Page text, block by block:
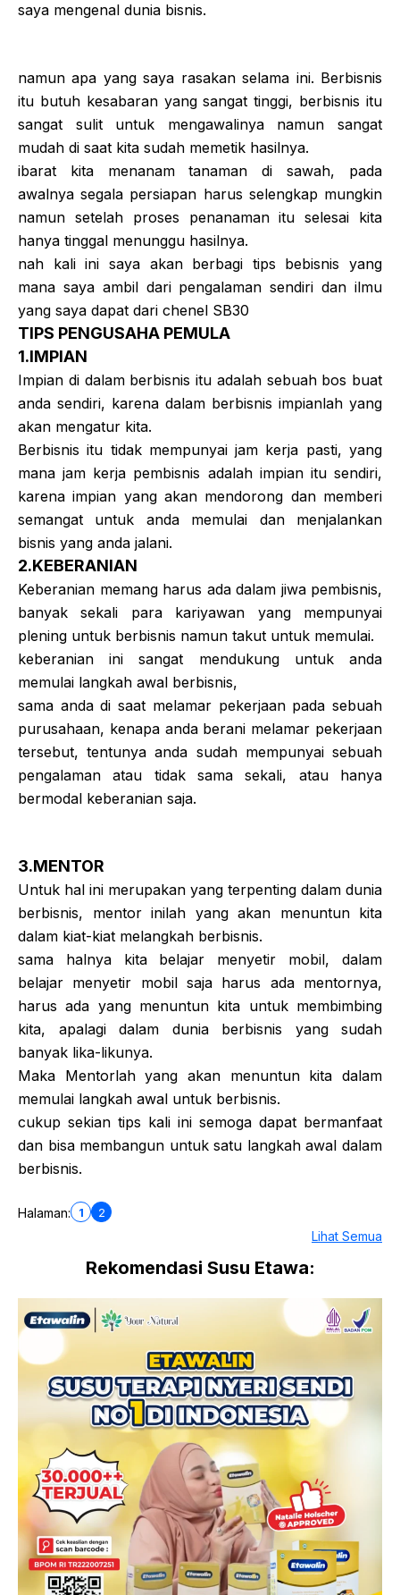
saya mengenal dunia bisnis.
namun apa yang saya rasakan selama ini. Berbisnis
itu butuh kesabaran yang sangat tinggi, berbisnis itu
sangat sulit untuk mengawalinya namun sangat
mudah di saat kita sudah memetik hasilnya.
ibarat kita menanam tanaman di sawah, pada
awalnya segala persiapan harus selengkap mungkin
namun setelah proses penanaman itu selesai kita
hanya tinggal menunggu hasilnya.
nah kali ini saya akan berbagi tips bebisnis yang
mana saya ambil dari pengalaman sendiri dan ilmu
yang saya dapat dari chenel SB30
TIPS PENGUSAHA PEMULA
1.IMPIAN
Impian di dalam berbisnis itu adalah sebuah bos buat
anda sendiri, karena dalam berbisnis impianlah yang
akan mengatur kita.
Berbisnis itu tidak mempunyai jam kerja pasti, yang
mana jam kerja pembisnis adalah impian itu sendiri,
karena impian yang akan mendorong dan memberi
semangat untuk anda memulai dan menjalankan
bisnis yang anda jalani.
2.KEBERANIAN
Keberanian memang harus ada dalam jiwa pembisnis,
banyak sekali para kariyawan yang mempunyai
plening untuk berbisnis namun takut untuk memulai.
keberanian ini sangat mendukung untuk anda
memulai langkah awal berbisnis,
sama anda di saat melamar pekerjaan pada sebuah
purusahaan, kenapa anda berani melamar pekerjaan
tersebut, tentunya anda sudah mempunyai sebuah
pengalaman atau tidak sama sekali, atau hanya
bermodal keberanian saja.
3.MENTOR
Untuk hal ini merupakan yang terpenting dalam dunia
berbisnis, mentor inilah yang akan menuntun kita
dalam kiat-kiat melangkah berbisnis.
sama halnya kita belajar menyetir mobil, dalam
belajar menyetir mobil saja harus ada mentornya,
harus ada yang menuntun kita untuk membimbing
kita, apalagi dalam dunia berbisnis yang sudah
banyak lika-likunya.
Maka Mentorlah yang akan menuntun kita dalam
memulai langkah awal untuk berbisnis.
cukup sekian tips kali ini semoga dapat bermanfaat
dan bisa membangun untuk satu langkah awal dalam
berbisnis.
Halaman: 1 2
Lihat Semua
Rekomendasi Susu Etawa: